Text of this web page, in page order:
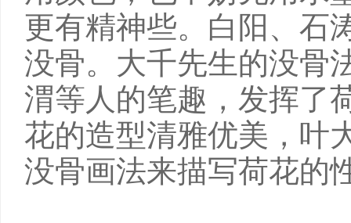
更有精神些。白阳、石
没骨。大千先生的没骨
渭等人的笔趣，发挥了
花的造型清雅优美，叶
没骨画法来描写荷花的